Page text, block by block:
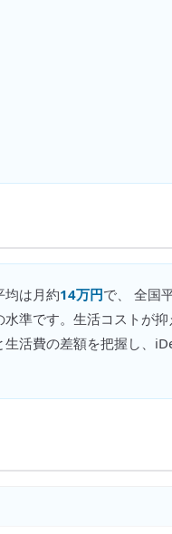
均は月約14万円で、 全国
準です。生活コストが
活費の差額を把握し、